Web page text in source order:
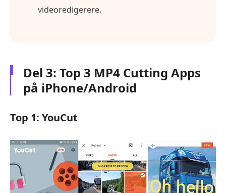
videoredigerere.
Del 3: Top 3 MP4 Cutting Apps
på iPhone/Android
Top 1: YouCut